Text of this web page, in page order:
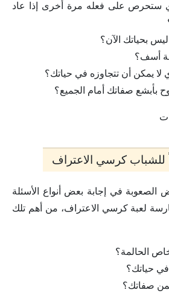
ستحرص على فعله مرة أخرى إذا عاد
بحياتك الآن؟
أسف؟
لا يمكن أن تتجاوزه في حياتك؟
بأبشع صفاتك أمام الجميع؟
للشباب كرسي الاعتراف
الصعوبة في إجابة بعض أنواع الأسئلة
لعبة كرسي الاعتراف، من أهم تلك
الحالمة؟
حياتك؟
صفاتك؟